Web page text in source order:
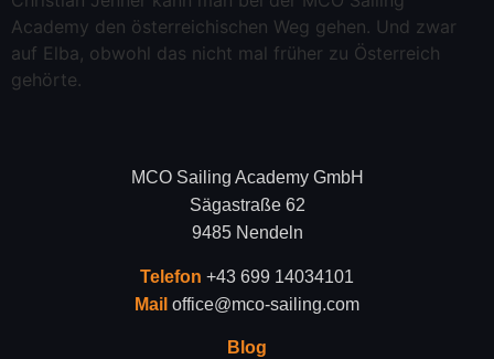
Academy den österreichischen Weg gehen. Und zwar
auf Elba, obwohl das nicht mal früher zu Österreich
gehörte.
MCO Sailing Academy GmbH
Sägastraße 62
9485 Nendeln
Telefon +43 699 14034101
Mail office@mco-sailing.com
Blog